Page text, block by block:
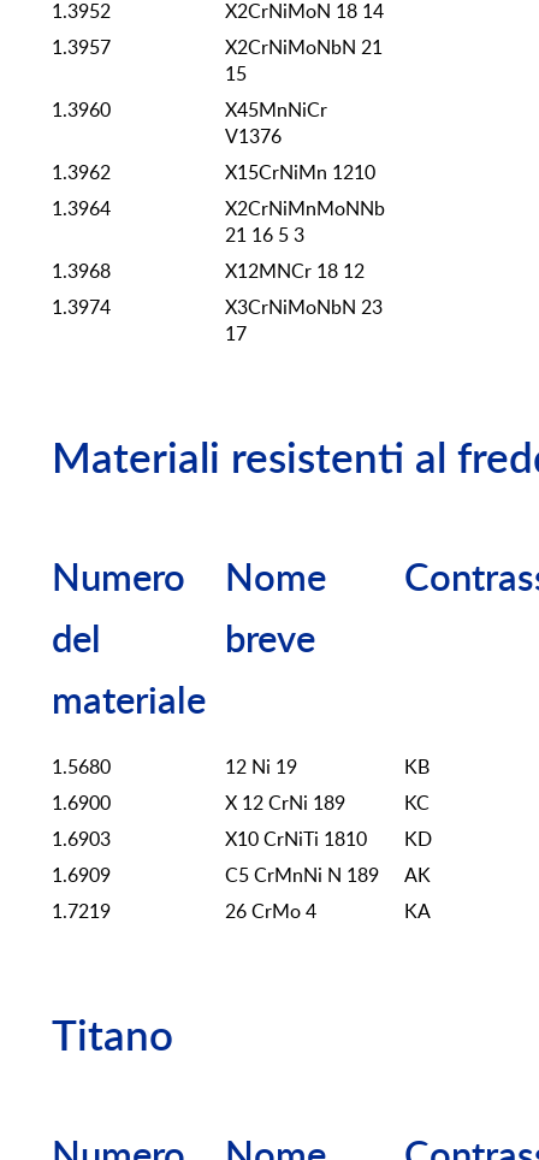
1.3952
X2CrNiMoN 18 14
1.3957
X2CrNiMoNbN 21
15
1.3960
X45MnNiCr
V1376
1.3962
X15CrNiMn 1210
1.3964
X2CrNiMnMoNNb
21 16 5 3
1.3968
X12MNCr 18 12
1.3974
X3CrNiMoNbN 23
17
Materiali resistenti al
Numero
del
materiale
Nome
breve
1.5680 12 Ni 19
KB
1.6900
X 12 CrNi 189
KC
1.6903
X10 CrNiTi 1810
KD
1.6909
C5 CrMnNi N 189
AK
1.7219
26 CrMo 4 KA
Titano